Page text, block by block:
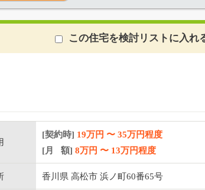
この住宅を検討リストに入れ
[契約時] 19万円 〜 35万円程度
[月 額] 8万円 〜 13万円程度
香川県 高松市 浜ノ町60番65号